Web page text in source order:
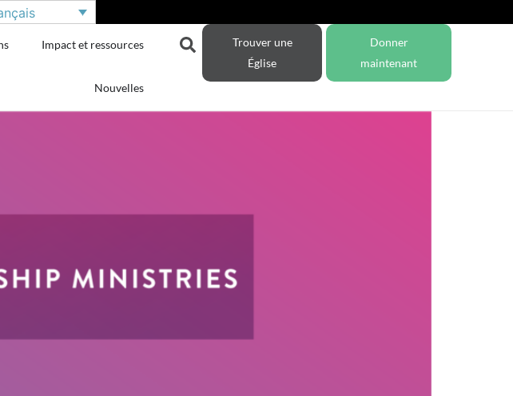
Impact et ressources
Nouvelles
Trouver une
Église
Donner
maintenant